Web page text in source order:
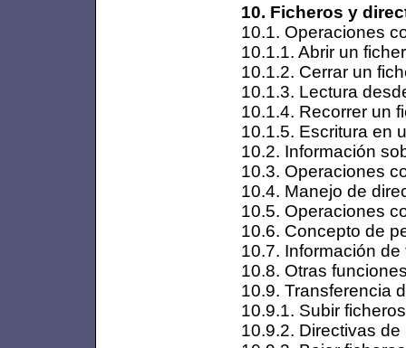
10. Ficheros y
10.1. Operaciones
10.1.1. Abrir un
10.1.2. Cerrar un
10.1.3. Lectura
10.1.4. Recorrer un
10.1.5. Escritura en
10.2. Información
10.3. Operaciones
10.4. Manejo de
10.5. Operaciones
10.6. Concepto de
10.7. Información
10.8. Otras
10.9. Transferencia
10.9.1. Subir
10.9.2. Directivas